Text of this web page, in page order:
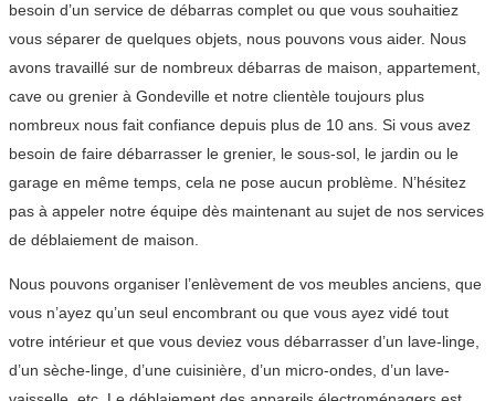
besoin d’un service de débarras complet ou que vous souhaitiez
vous séparer de quelques objets, nous pouvons vous aider. Nous
avons travaillé sur de nombreux débarras de maison, appartement,
cave ou grenier à Gondeville et notre clientèle toujours plus
nombreux nous fait confiance depuis plus de 10 ans. Si vous avez
besoin de faire débarrasser le grenier, le sous-sol, le jardin ou le
garage en même temps, cela ne pose aucun problème. N’hésitez
pas à appeler notre équipe dès maintenant au sujet de nos services
de déblaiement de maison.
Nous pouvons organiser l’enlèvement de vos meubles anciens, que
vous n’ayez qu’un seul encombrant ou que vous ayez vidé tout
votre intérieur et que vous deviez vous débarrasser d’un lave-linge,
d’un sèche-linge, d’une cuisinière, d’un micro-ondes, d’un lave-